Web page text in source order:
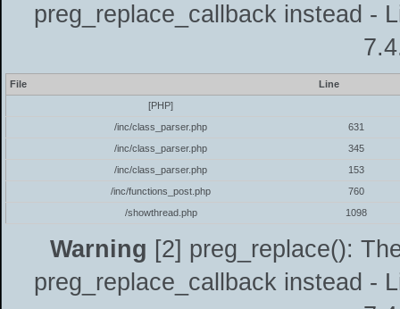
preg_replace_callback instead -
File
Line
[PHP]
/inc/class_parser.php
631
/inc/class_parser.php
345
/inc/class_parser.php
153
/inc/functions_post.php
760
/showthread.php
1098
Warning [2] preg_replace():
preg_replace_callback instead -